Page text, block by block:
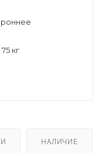
75 кг
НАЛИЧИЕ